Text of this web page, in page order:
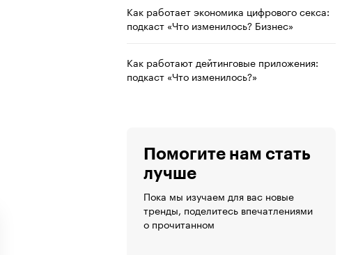
Как работает экономика цифрового секса:
подкаст «Что изменилось? Бизнес»
Как работают дейтинговые приложения:
подкаст «Что изменилось?»
Помогите нам стать
лучше
Пока мы изучаем для вас новые
тренды, поделитесь впечатлениями
о прочитанном